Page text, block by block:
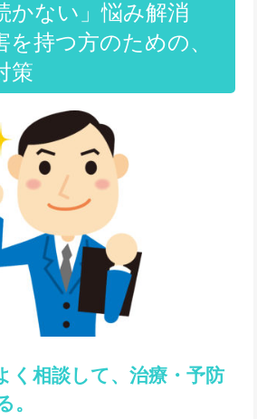
かない」悩み解消
を持つ方のための、
策
く相談して、治療・予防
。